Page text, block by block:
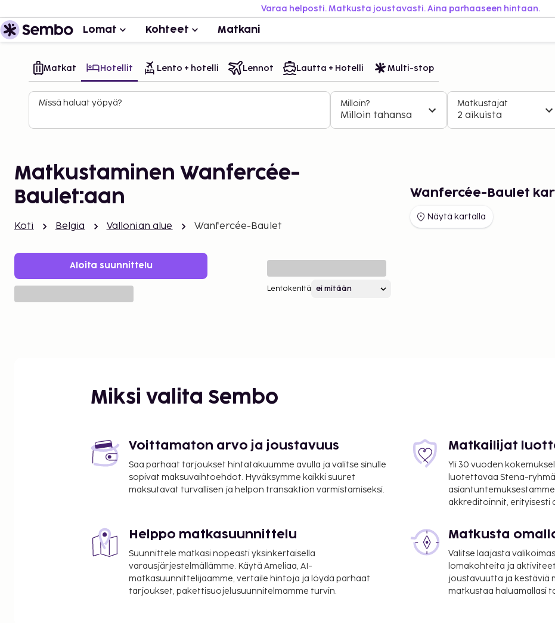
Varaa helposti. Matkusta joustavasti. Aina parhaaseen hintaan.
Lomat Kohteet Matkani
Matkat Hotellit Lento + hotelli Lennot Lautta + Hotelli Multi-stop
Missä haluat yöpyä? Milloin?
Milloin tahansa
Matkustajat
2 aikuista
Matkustaminen Wanfercée-
Baulet:aan
Koti Belgia Vallonian alue Wanfercée-Baulet
Aloita suunnittelu
Lentokenttä
Wanfercée-Baulet
Näytä kartalla
Miksi valita Sembo
Voittamaton arvo ja joustavuus
Saa parhaat tarjoukset hintatakuumme avulla ja valitse sinulle
sopivat maksuvaihtoehdot. Hyväksymme kaikki suuret
maksutavat turvallisen ja helpon transaktion varmistamiseksi.
Matkailijat
Yli 30 vuoden
luotettavaa Stena-
akkreditoinnit, erityisesti
Helppo matkasuunnittelu
Suunnittele matkasi nopeasti yksinkertaisella
varausjärjestelmällämme. Käytä Ameliaa, AI-
matkasuunnittelijaamme, vertaile hintoja ja löydä parhaat
tarjoukset, pakettisuojelusuunnitelmamme turvin.
Matkusta
Valitse laajasta
lomakohteita ja
joustavuutta ja kestäviä
matkustaa haluamallasi